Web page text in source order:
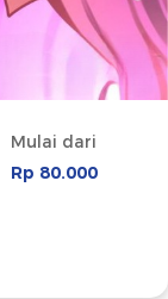
Mulai dari
Rp 80.000